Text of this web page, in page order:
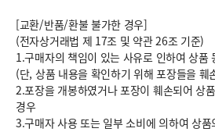
[교환/반품/환불 불가한 경우]
(전자상거래법 제 17조 및 약관 26조 기준)
1.구매자의 책임이 있는 사유로 인하여 상품
(단, 상품 내용을 확인하기 위해 포장들을 훼
2.포장을 개봉하였거나 포장이 훼손되어 상
경우
3.구매자 사용 또는 일부 소비에 의하여 상